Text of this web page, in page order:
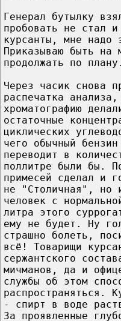
Генерал бутылку
пробовать не стал
курсанты, мне надо
Приказываю быть на
продолжать по
Через часик снова
распечатка
хроматографию
остаточные
циклических
чего обычный
переводит в
поллитре были бы.
примесей сделал и
не "Столичная", но
человек с
литра этого
ему не будет. Ну
страшно болеть,
всё! Товарищи
сержантского
мичманов, да и
службы об этом
распространяться.
- спирт в воде
За проявленные